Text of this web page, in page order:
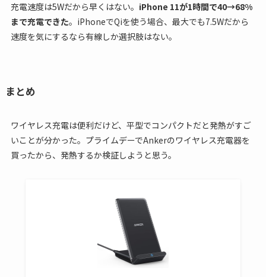
充電速度は5Wだから早くはない。 iPhone 11が1時間で40→68%
まで充電できた。iPhoneでQiを使う場合、最大でも7.5Wだから
速度を気にするなら有線しか選択肢はない。
まとめ
ワイヤレス充電は便利だけど、平型でコンパクトだと発熱がすご
いことが分かった。プライムデーでAnkerのワイヤレス充電器を
買ったから、発熱するか検証しようと思う。